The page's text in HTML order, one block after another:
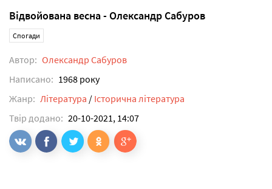
Відвойована весна - Олександр Сабуров
Спогади
Автор: Олександр Сабуров
Написано: 1968 року
Жанр: Література / Історична література
Твір додано: 20-10-2021, 14:07